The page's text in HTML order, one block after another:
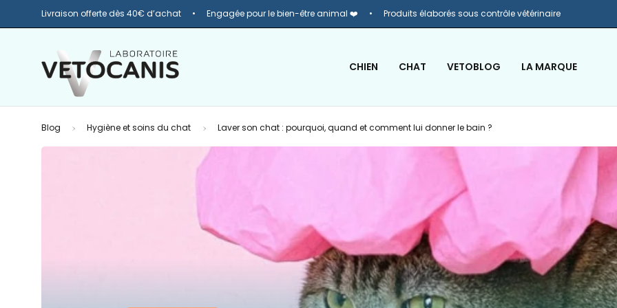
Livraison offerte dès 40€ d’achat Engagée pour le bien-être animal ❤️ Produits élaborés sous contrôle vétérinaire
CHIEN CHAT VETOBLOG LA MARQUE
Blog Hygiène et soins du chat Laver son chat : pourquoi, quand et comment lui donner le bain ?